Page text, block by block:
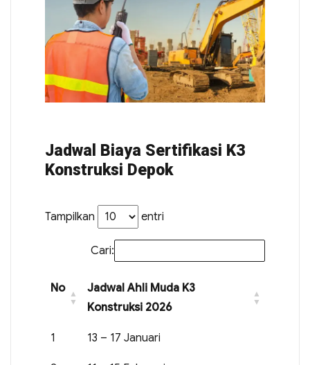
Jadwal Biaya Sertifikasi K3
Konstruksi Depok
Tampilkan entri
Cari:
No
Jadwal Ahli Muda K3
Konstruksi 2026
1 13 – 17 Januari